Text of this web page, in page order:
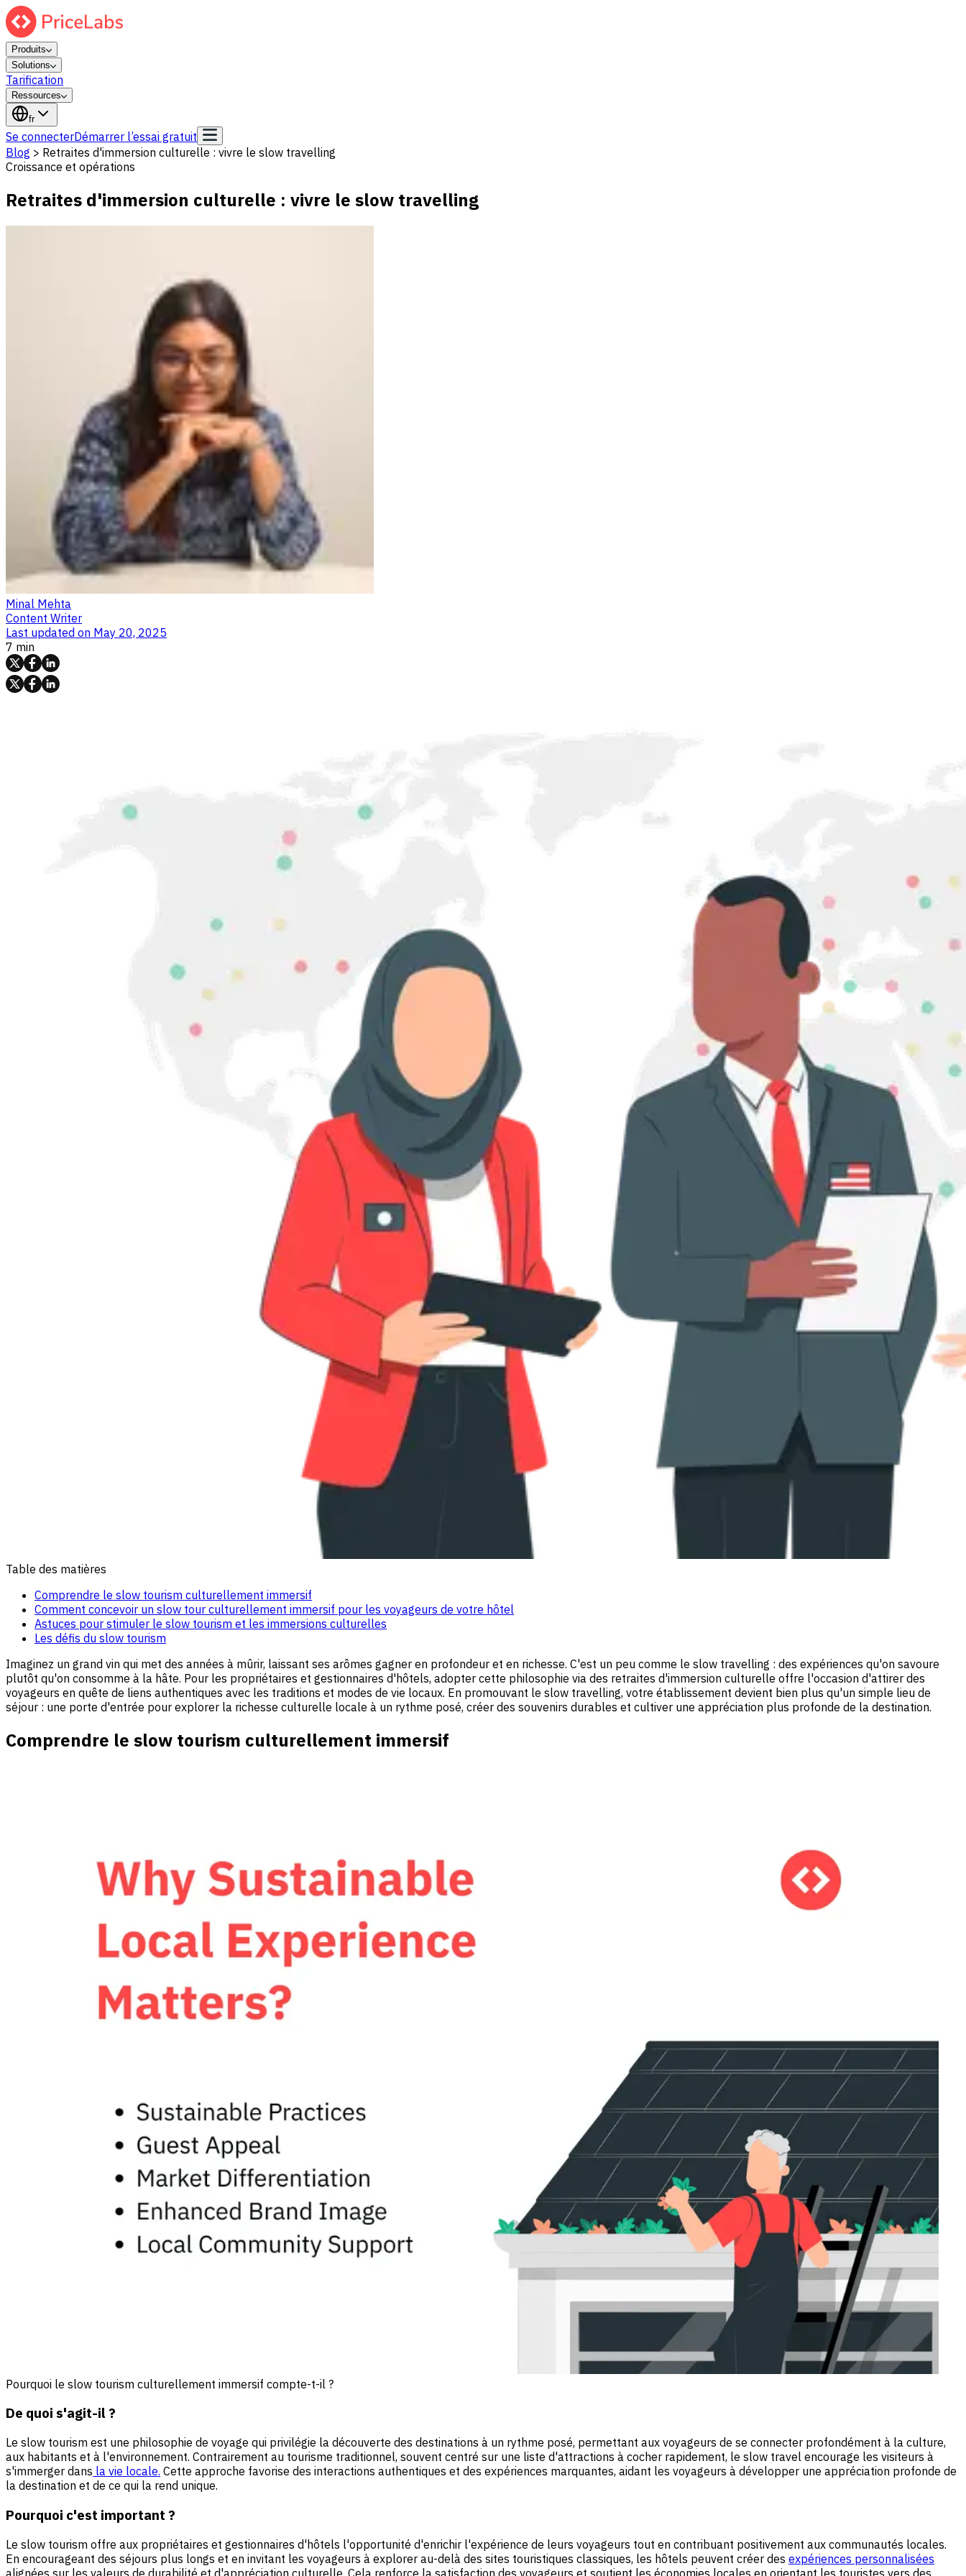
Produits
Solutions
Tarification
Ressources
fr
Se connecterDémarrer l’essai gratuit
Blog > Retraites d'immersion culturelle : vivre le slow travelling
Croissance et opérations
Retraites d'immersion culturelle : vivre le slow travelling
Minal Mehta
Content Writer
Last updated on May 20, 2025
7 min
Table des matières
Comprendre le slow tourism culturellement immersif
Comment concevoir un slow tour culturellement immersif pour les voyageurs de votre hôtel
Astuces pour stimuler le slow tourism et les immersions culturelles
Les défis du slow tourism
Imaginez un grand vin qui met des années à mûrir, laissant ses arômes gagner en profondeur et en richesse. C'est un peu comme le slow travelling : des expériences qu'on savoure
plutôt qu'on consomme à la hâte. Pour les propriétaires et gestionnaires d'hôtels, adopter cette philosophie via des retraites d'immersion culturelle offre l'occasion d'attirer des
voyageurs en quête de liens authentiques avec les traditions et modes de vie locaux. En promouvant le slow travelling, votre établissement devient bien plus qu'un simple lieu de
séjour : une porte d'entrée pour explorer la richesse culturelle locale à un rythme posé, créer des souvenirs durables et cultiver une appréciation plus profonde de la destination.
Comprendre le slow tourism culturellement immersif
Pourquoi le slow tourism culturellement immersif compte-t-il ?
De quoi s'agit-il ?
Le slow tourism est une philosophie de voyage qui privilégie la découverte des destinations à un rythme posé, permettant aux voyageurs de se connecter profondément à la culture,
aux habitants et à l'environnement. Contrairement au tourisme traditionnel, souvent centré sur une liste d'attractions à cocher rapidement, le slow travel encourage les visiteurs à
s'immerger dans la vie locale. Cette approche favorise des interactions authentiques et des expériences marquantes, aidant les voyageurs à développer une appréciation profonde de
la destination et de ce qui la rend unique.
Pourquoi c'est important ?
Le slow tourism offre aux propriétaires et gestionnaires d'hôtels l'opportunité d'enrichir l'expérience de leurs voyageurs tout en contribuant positivement aux communautés locales.
En encourageant des séjours plus longs et en invitant les voyageurs à explorer au-delà des sites touristiques classiques, les hôtels peuvent créer des expériences personnalisées
alignées sur les valeurs de durabilité et d'appréciation culturelle. Cela renforce la satisfaction des voyageurs et soutient les économies locales en orientant les touristes vers des